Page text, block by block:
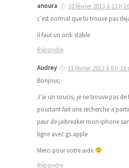
anoura
10 février 2013 à 13 h
c’est normal que tu trouve pas
il faut un ordi stable
Répondre
Audrey
11 février 2013 à 0 h 16
Bonjour,
J’ai un soucis, je ne trouve pas
pourtant fait une recherche a
peur de jaibreaker mon iphone
ligne avec gs.apple
Merci pour votre aide
Répondre